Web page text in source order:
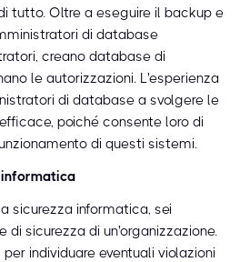
tutto. Oltre a eseguire il backup e
di database
creano database di
le autorizzazioni. L'esperienza
di database a svolgere le
poiché consente loro di
di questi sistemi.
sicurezza informatica, sei
di sicurezza di un'organizzazione.
individuare eventuali violazioni